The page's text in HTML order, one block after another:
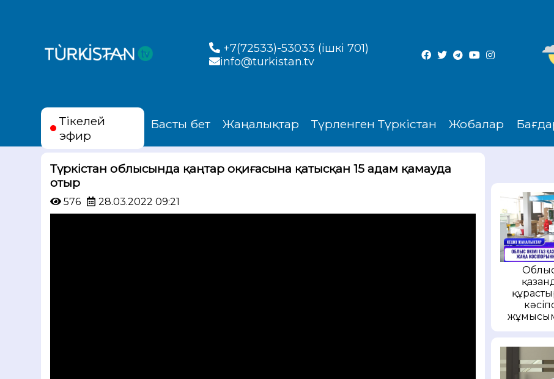
+7(72533)-53033 (ішкі 701)
info@turkistan.tv
Тікелей
эфир
Басты бет Жаңалықтар Түрленген Түркістан Жобалар
Түркістан облысында қаңтар оқиғасына қатысқан 15 адам қамауда
отыр
576 28.03.2022 09:21
Облыс